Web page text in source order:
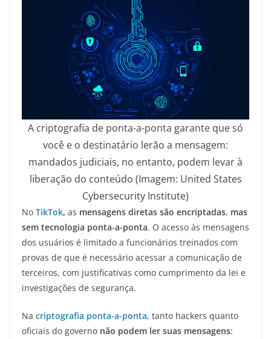
A criptografia de ponta-a-ponta garante que só
você e o destinatário lerão a mensagem:
mandados judiciais, no entanto, podem levar à
liberação do conteúdo (Imagem: United States
Cybersecurity Institute)
No TikTok, as mensagens diretas são encriptadas, mas
sem tecnologia ponta-a-ponta. O acesso às mensagens
dos usuários é limitado a funcionários treinados com
provas de que é necessário acessar a comunicação de
terceiros, com justificativas como cumprimento da lei e
investigações de segurança.
Na criptografia ponta-a-ponta, tanto hackers quanto
oficiais do governo não podem ler suas mensagens: